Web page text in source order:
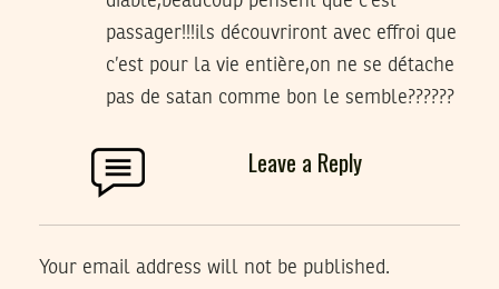
passager!!!ils découvriront avec effroi que
c’est pour la vie entière,on ne se détache
pas de satan comme bon le semble??????
Leave a Reply
Your email address will not be published.